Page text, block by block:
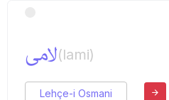
لامی(lami)
Lehçe-i Osmani